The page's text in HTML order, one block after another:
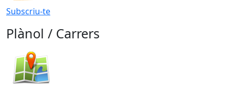
Subscriu-te
Plànol / Carrers